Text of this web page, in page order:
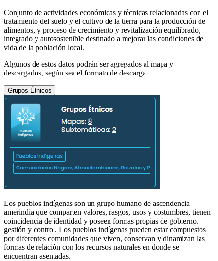
Conjunto de actividades económicas y técnicas relacionadas con el
tratamiento del suelo y el cultivo de la tierra para la producción de
alimentos, y proceso de crecimiento y revitalización equilibrado,
integrado y autosostenible destinado a mejorar las condiciones de
vida de la población local.
Algunos de estos datos podrán ser agregados al mapa y
descargados, según sea el formato de descarga.
Grupos Étnicos
Los pueblos indígenas son un grupo humano de ascendencia
amerindia que comparten valores, rasgos, usos y costumbres, tienen
coincidencia de identidad y poseen formas propias de gobierno,
gestión y control. Los pueblos indígenas pueden estar compuestos
por diferentes comunidades que viven, conservan y dinamizan las
formas de relación con los recursos naturales en donde se
encuentran asentadas.